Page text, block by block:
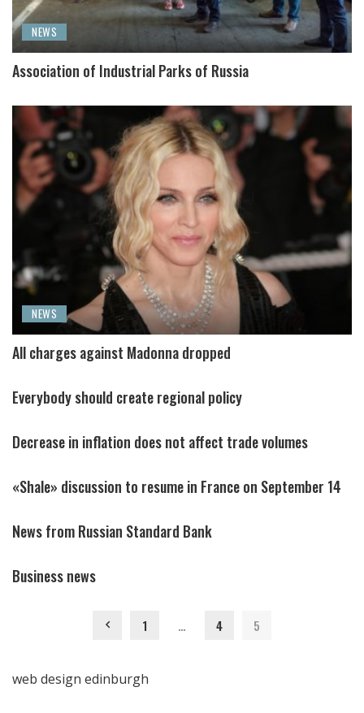
NEWS
Association of Industrial Parks of Russia
NEWS
All charges against Madonna dropped
Everybody should create regional policy
Decrease in inflation does not affect trade volumes
«Shale» discussion to resume in France on September 14
News from Russian Standard Bank
Business news
1 … 4 5
web design edinburgh